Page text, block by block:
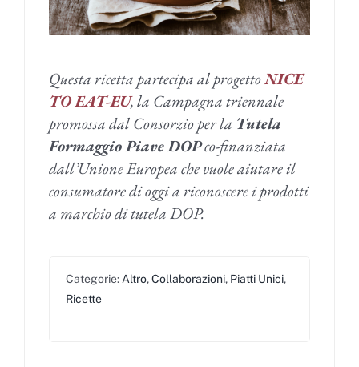
Questa ricetta partecipa al progettoNICE
TO EAT-EU, la Campagna triennale
promossa dal Consorzio per la Tutela
Formaggio Piave DOPco-finanziata
dall’Unione Europea che vuole aiutare il
consumatore di oggi a riconoscere i prodotti
a marchio di tutela DOP.
Categorie: Altro,Collaborazioni, Piatti Unici,
Ricette